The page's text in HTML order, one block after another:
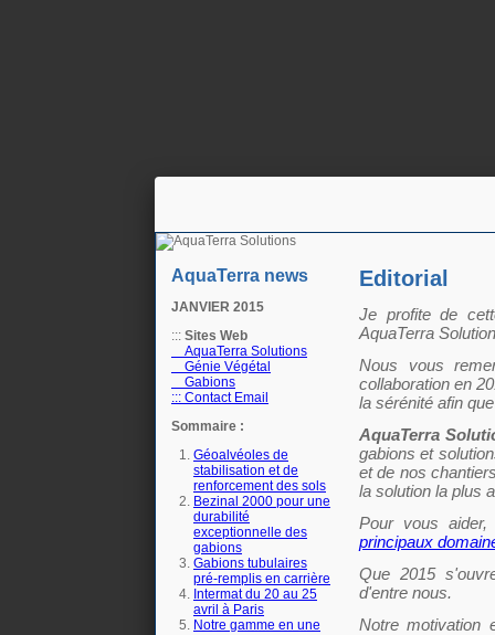
n°175 - Octobre 2016
l’imperméabilisation des sols
Hors-Série - Juillet 2016
CHANTIERS DE FRANCE
AquaTerra Solutions : Géo-
AquaTerra news
JANVIER 2015
::: Sites Web
AquaTerra Solutions
Génie Végétal
Gabions
::: Contact Email
Sommaire :
Géoalvéoles de
stabilisation et de
renforcement des sols
Bezinal 2000 pour une
durabilité
exceptionnelle des
gabions
Gabions tubulaires
pré-remplis en carrière
Intermat du 20 au 25
avril à Paris
Notre gamme en une
Editorial
Je profite de
AquaTerra
Nous vous
collaboration en
la sérénité afin
AquaTerra
gabions et
et de nos
la solution la plus
Pour vous
principaux
Que 2015
d'entre nous.
Notre motivation